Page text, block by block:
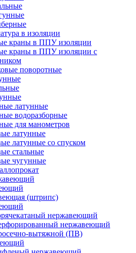
в изоляции
краны в ППУ изоляции
краны в ППУ изоляции с
поворотные
латунные
водоразборные
для манометров
латунные
латунные со спуском
стальные
чугунные
(штрипс)
нержавеющий
нержавеющий
вытяжной (ПВ)